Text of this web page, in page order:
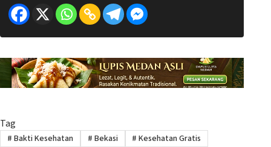
Tag
# Bakti Kesehatan # Bekasi # Kesehatan Gratis